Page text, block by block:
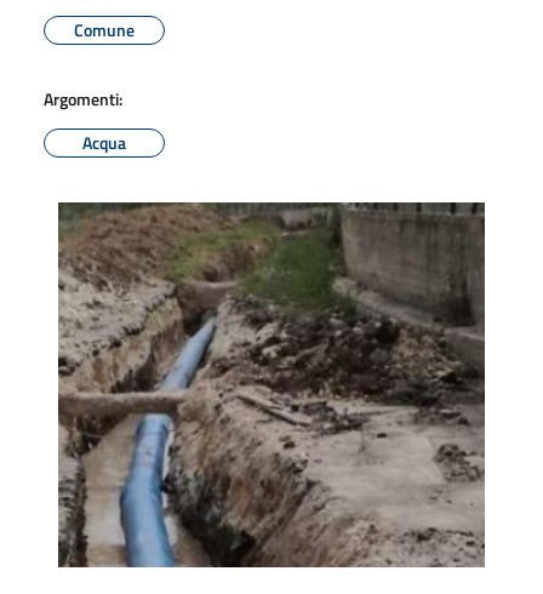
Comune
Argomenti:
Acqua